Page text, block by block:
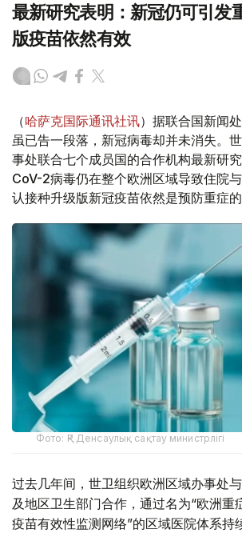
最新研究表明：新冠仍可引发
版疫苗依然有效
（哈萨克国际通讯社讯）据联合国新闻
虽已告一段落，新冠病毒却并未消失。
事处联合七个成员国的合作机构最新研
CoV-2病毒仍在整个欧洲区域导致住院
认接种升级版新冠疫苗依然是预防重症的
Фото: ҚР Денсаулық сақтау министрлігі
过去几年间，世卫组织欧洲区域办事处
及地区卫生部门合作，通过名为“欧洲重
疫苗有效性监测网络”的区域医院体系持